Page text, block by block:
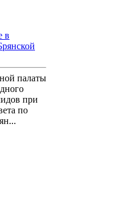
в
палаты
при
по